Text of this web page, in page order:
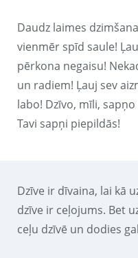
Daudz laimes
vienmēr spīd saule!
pērkona negaisu!
un radiem! Ļauj sev
labo! Dzīvo, mīli,
Tavi sapņi piepildās!
Dzīve ir dīvaina, lai kā
dzīve ir ceļojums. Bet
ceļu dzīvē un dodies